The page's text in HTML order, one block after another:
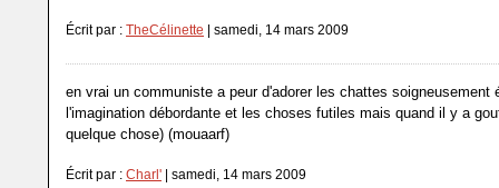
Écrit par : TheCélinette | samedi, 14 mars 2009
en vrai un communiste a peur d'adorer les chattes soigneusement
l'imagination débordante et les choses futiles mais quand il y a
quelque chose) (mouaarf)
Écrit par : Charl' | samedi, 14 mars 2009